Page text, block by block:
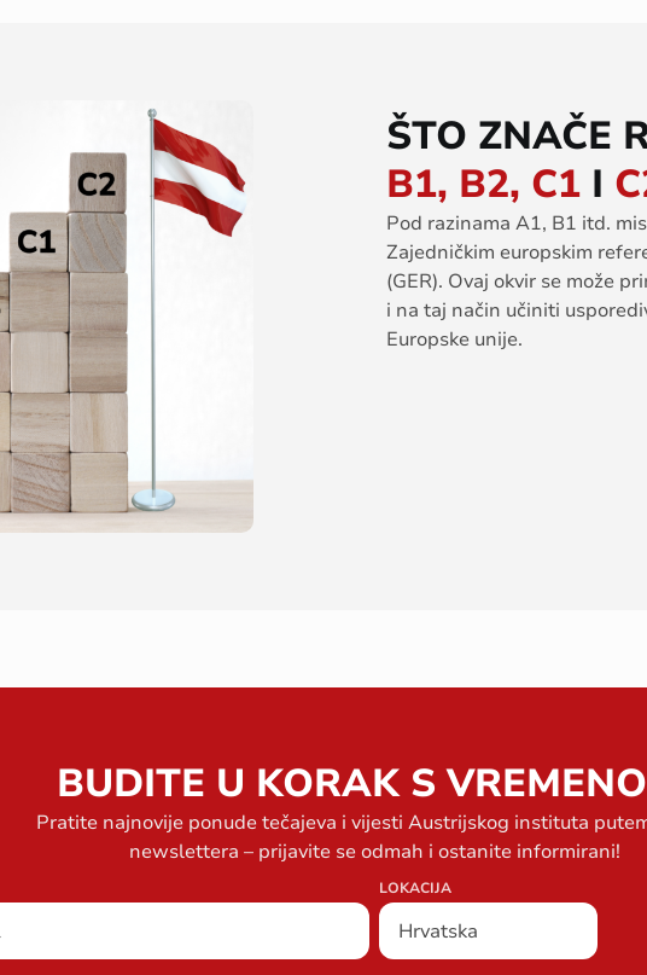
ŠTO ZNAČE
B1, B2, C1 I
Pod razinama A1, B1 itd.
Zajedničkim europskim
(GER). Ovaj okvir se može
i na taj način učiniti
Europske unije.
BUDITE U KORAK S
Pratite najnovije ponude tečajeva i vijesti Austrijskog instituta
newslettera – prijavite se odmah i ostanite informirani!
LOKACIJA